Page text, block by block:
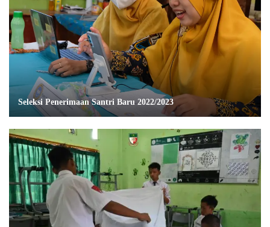
Seleksi Penerimaan Santri Baru 2022/2023